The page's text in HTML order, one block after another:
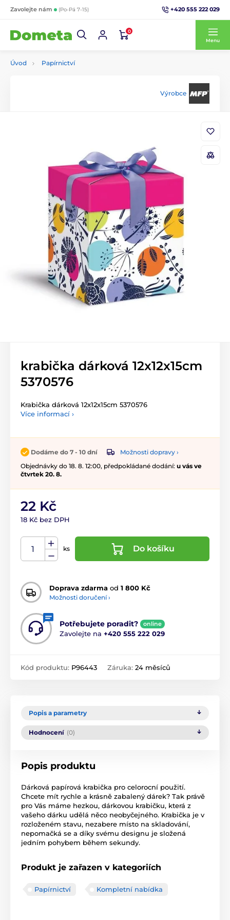
Zavolejte nám (Po-Pá 7-15) +420 555 222 029
0
Menu
Úvod Papírnictví
Výrobce
krabička dárková 12x12x15cm
5370576
Krabička dárková 12x12x15cm 5370576
Více informací ›
Dodáme do 7 - 10 dní
Možnosti dopravy ›
Objednávky do 18. 8. 12:00, předpokládané dodání: u vás ve
čtvrtek 20. 8.
22 Kč
18 Kč bez DPH
ks Do košíku
Doprava zdarma od 1 800 Kč
Možnosti doručení ›
Potřebujete poradit? online
Zavolejte na +420 555 222 029
Kód produktu: P96443 Záruka: 24 měsíců
Popis a parametry
Hodnocení (0)
Popis produktu
Dárková papírová krabička pro celorocní použití.
Chcete mít rychle a krásně zabalený dárek? Tak právě
pro Vás máme hezkou, dárkovou krabičku, která z
vašeho dárku udělá něco neobyčejného. Krabička je v
rozloženém stavu, nezabere místo na skladování,
nepomačká se a díky svému designu je složená
jedním pohybem během sekundy.
Produkt je zařazen v kategoriích
Papírnictví Kompletní nabídka